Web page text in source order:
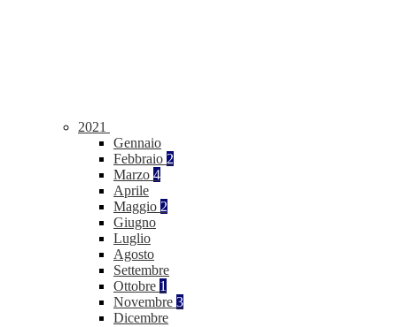
2021
Gennaio
Febbraio 2
Marzo 4
Aprile
Maggio 2
Giugno
Luglio
Agosto
Settembre
Ottobre 1
Novembre 3
Dicembre